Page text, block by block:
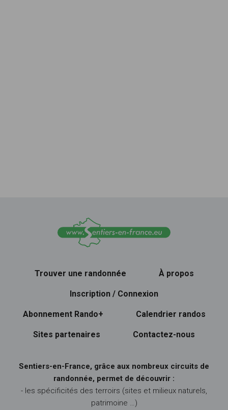
Trouver une randonnée À propos
Inscription / Connexion
Abonnement Rando+ Calendrier randos
Sites partenaires Contactez-nous
Sentiers-en-France, grâce aux nombreux circuits de
randonnée, permet de découvrir :
- les spécificités des terroirs (sites et milieux naturels,
patrimoine …)